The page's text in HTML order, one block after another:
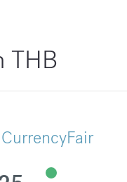
THB